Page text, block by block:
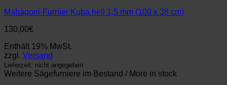
Mahagoni-Furnier Kuba hell 1,5 mm (100 x 38 cm)
130,00€
Enthält 19% MwSt.
zzgl. Versand
Lieferzeit: nicht angegeben
Weitere Sägefurniere im Bestand / More in stock